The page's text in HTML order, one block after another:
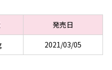
発売日
2021/03/05